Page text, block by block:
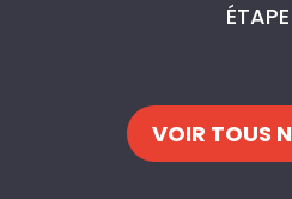
VOIR TOUS